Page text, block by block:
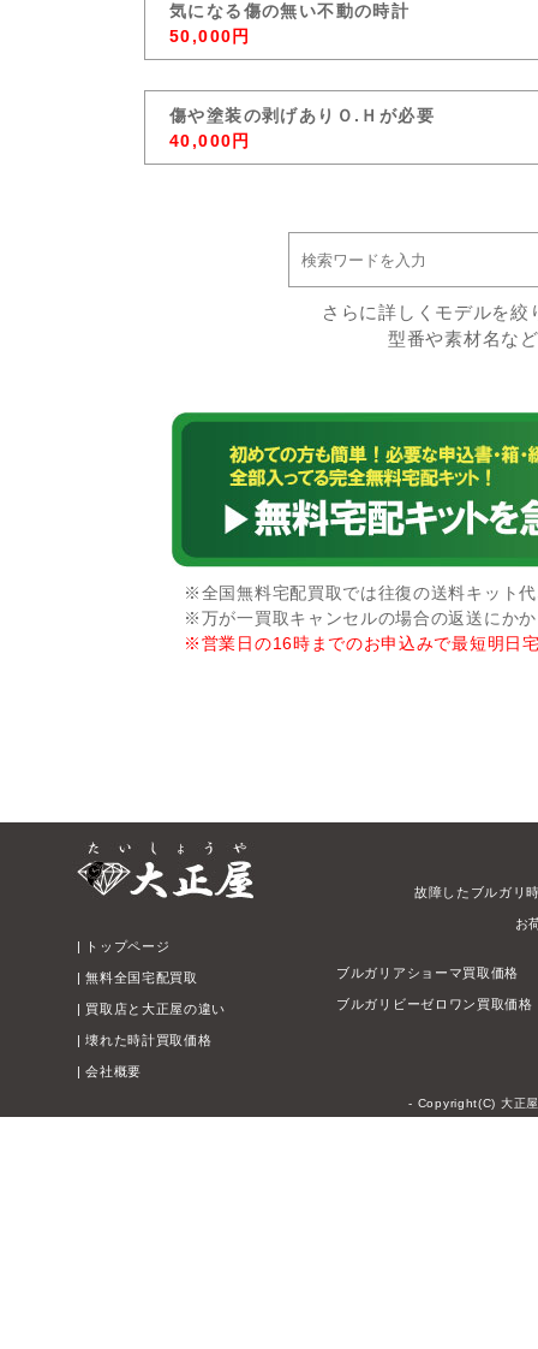
気になる傷の無い不動の時計
50,000円
傷や塗装の剥げありＯ.Ｈが必要
40,000円
さらに詳しくモデルを
型番や素材名な
※全国無料宅配買取では往復の送料キット
※万が一買取キャンセルの場合の返送にか
※営業日の16時までのお申込みで最短明日
| トップページ
|無料全国宅配買取
| 買取店と大正屋の違い
|壊れた時計買取価格
|会社概要
故障したブルガリ
お
ブルガリアショーマ買取価格
ブルガリビーゼロワン買取価格
- Copyright(C) 大正